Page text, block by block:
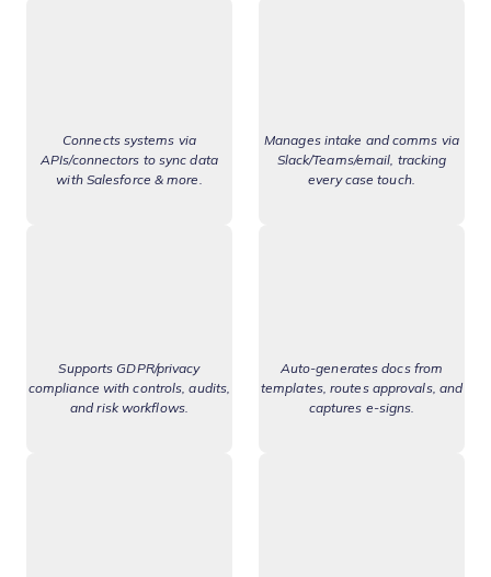
Connects systems via
APIs/connectors to sync data
with Salesforce & more.
Manages intake and comms via
Slack/Teams/email, tracking
every case touch.
Supports GDPR/privacy
compliance with controls, audits,
and risk workflows.
Auto-generates docs from
templates, routes approvals, and
captures e-signs.